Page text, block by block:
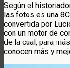
Según el
las fotos es una
convertida por
con un motor de
de la cual, para
conocen más y